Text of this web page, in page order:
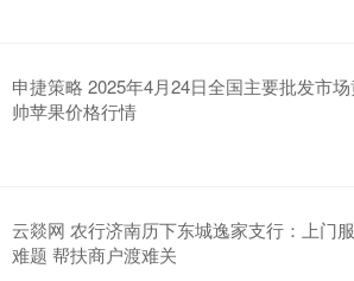
申捷策略 2025年4月24日全国主要批发市
帅苹果价格行情
云燚网 农行济南历下东城逸家支行：上门
难题 帮扶商户渡难关